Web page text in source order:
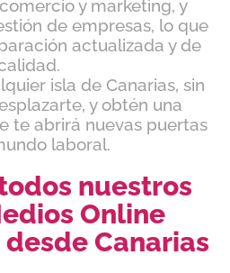
y marketing, y
de empresas, lo que
actualizada y de
isla de Canarias, sin
y obtén una
te abrirá nuevas puertas
laboral.
nuestros
Online
Canarias